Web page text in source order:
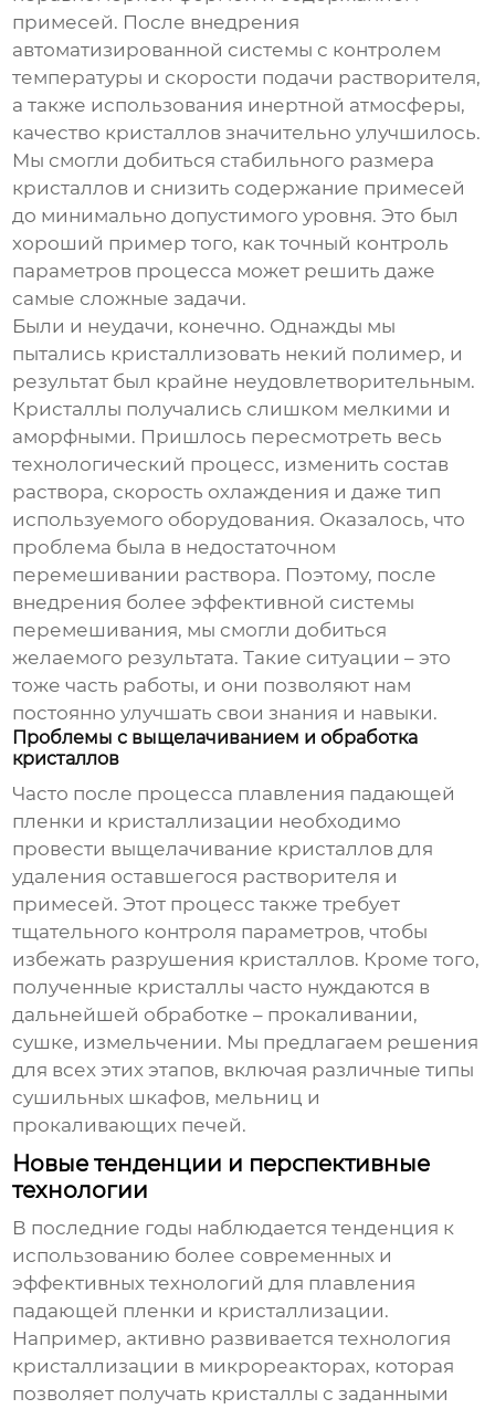
примесей. После внедрения
автоматизированной системы с контролем
температуры и скорости подачи растворителя,
а также использования инертной атмосферы,
качество кристаллов значительно улучшилось.
Мы смогли добиться стабильного размера
кристаллов и снизить содержание примесей
до минимально допустимого уровня. Это был
хороший пример того, как точный контроль
параметров процесса может решить даже
самые сложные задачи.
Были и неудачи, конечно. Однажды мы
пытались кристаллизовать некий полимер, и
результат был крайне неудовлетворительным.
Кристаллы получались слишком мелкими и
аморфными. Пришлось пересмотреть весь
технологический процесс, изменить состав
раствора, скорость охлаждения и даже тип
используемого оборудования. Оказалось, что
проблема была в недостаточном
перемешивании раствора. Поэтому, после
внедрения более эффективной системы
перемешивания, мы смогли добиться
желаемого результата. Такие ситуации – это
тоже часть работы, и они позволяют нам
постоянно улучшать свои знания и навыки.
Проблемы с выщелачиванием и обработка
кристаллов
Часто после процесса плавления падающей
пленки и кристаллизации необходимо
провести выщелачивание кристаллов для
удаления оставшегося растворителя и
примесей. Этот процесс также требует
тщательного контроля параметров, чтобы
избежать разрушения кристаллов. Кроме того,
полученные кристаллы часто нуждаются в
дальнейшей обработке – прокаливании,
сушке, измельчении. Мы предлагаем решения
для всех этих этапов, включая различные типы
сушильных шкафов, мельниц и
прокаливающих печей.
Новые тенденции и перспективные
технологии
В последние годы наблюдается тенденция к
использованию более современных и
эффективных технологий для плавления
падающей пленки и кристаллизации.
Например, активно развивается технология
кристаллизации в микрореакторах, которая
позволяет получать кристаллы с заданными